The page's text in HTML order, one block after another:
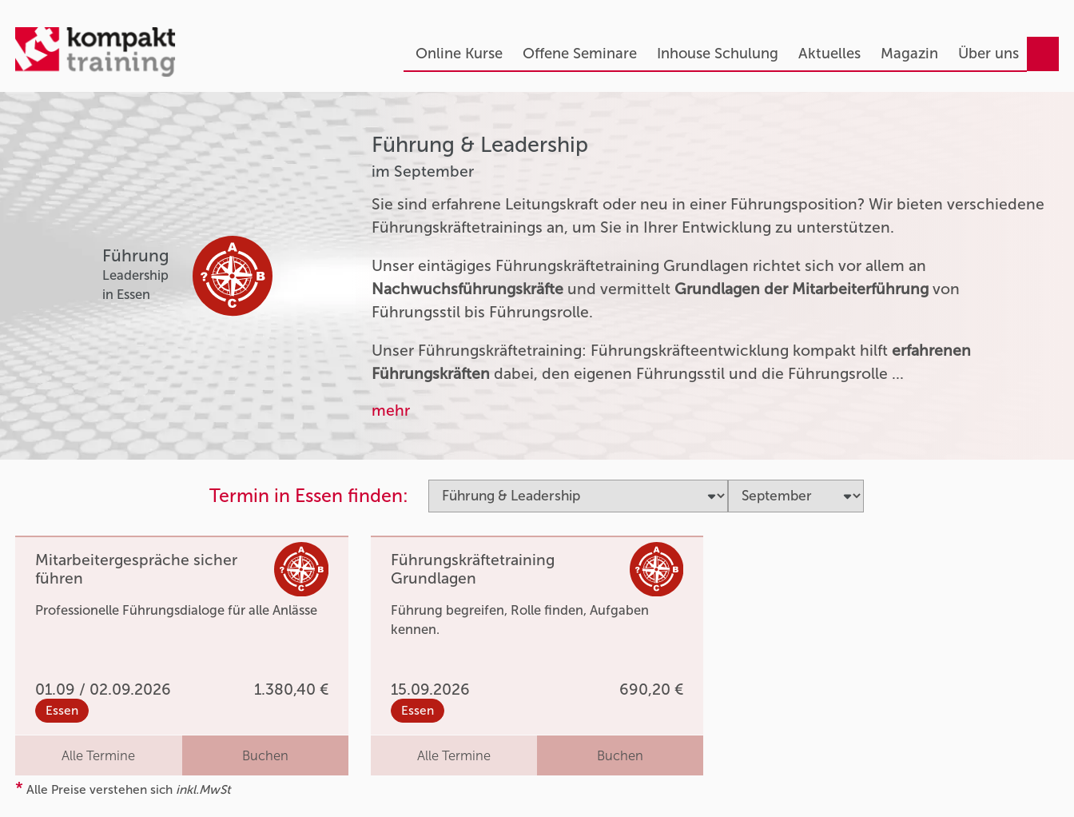
Online Kurse Offene Seminare Inhouse Schulung Aktuelles Magazin Über uns
Führung
Leadership
in Essen
Führung & Leadership
im September
Sie sind erfahrene Leitungskraft oder neu in einer Führungsposition? Wir bieten verschiedene
Führungskräftetrainings an, um Sie in Ihrer Entwicklung zu unterstützen.
Unser eintägiges Führungskräftetraining Grundlagen richtet sich vor allem an
Nachwuchsführungskräfte und vermittelt Grundlagen der Mitarbeiterführung von
Führungsstil bis Führungsrolle.
Unser Führungskräftetraining: Führungskräfteentwicklung kompakt hilfterfahrenen
Führungskräften dabei, den eigenen Führungsstil und die Führungsrolle …
mehr
Termin in Essen finden:
Mitarbeitergespräche sicher
führen
Professionelle Führungsdialoge für alle Anlässe
01.09 / 02.09.2026 1.380,40 €
Essen
Alle Termine Buchen
Führungskräftetraining
Grundlagen
Führung begreifen, Rolle finden, Aufgaben
kennen.
15.09.2026 690,20 €
Essen
Alle Termine Buchen
* Alle Preise verstehen sich inkl.MwSt